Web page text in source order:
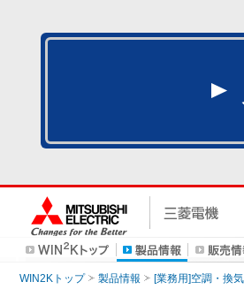
WIN2Kトップ 製品情報 [業務用]空調・換気